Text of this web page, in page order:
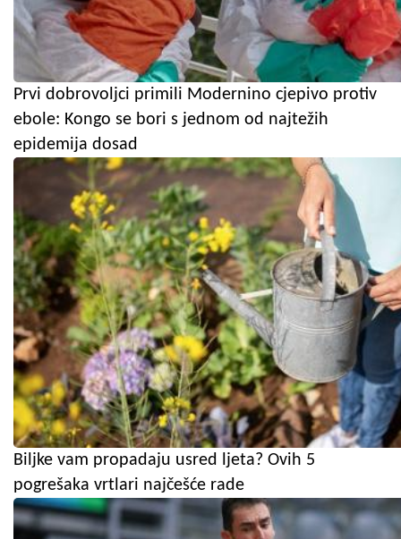
Prvi dobrovoljci primili Modernino cjepivo protiv
ebole: Kongo se bori s jednom od najtežih
epidemija dosad
Biljke vam propadaju usred ljeta? Ovih 5
pogrešaka vrtlari najčešće rade